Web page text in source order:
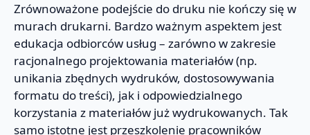
Zrównoważone podejście do druku nie kończy się w
murach drukarni. Bardzo ważnym aspektem jest
edukacja odbiorców usług – zarówno w zakresie
racjonalnego projektowania materiałów (np.
unikania zbędnych wydruków, dostosowywania
formatu do treści), jak i odpowiedzialnego
korzystania z materiałów już wydrukowanych. Tak
samo istotne jest przeszkolenie pracowników